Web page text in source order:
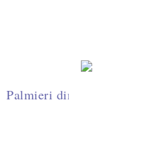
Palmieri din foietaj cu